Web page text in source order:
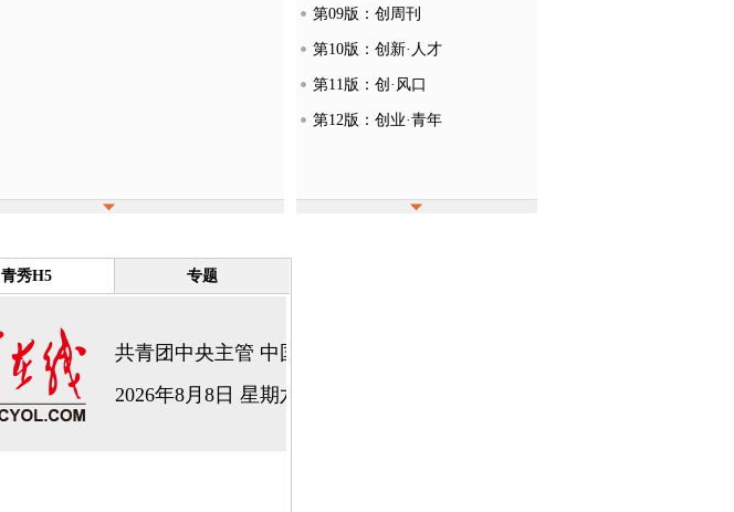
第09版：创周刊
第10版：创新·人才
第11版：创·风口
第12版：创业·青年
青秀H5 专题